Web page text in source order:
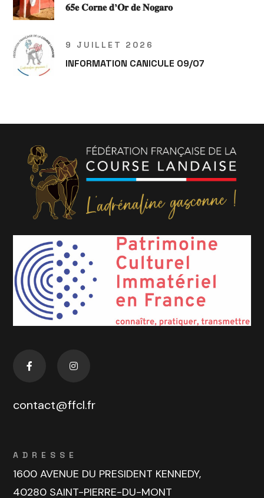
𝟔𝟓𝐞 𝐂𝐨𝐫𝐧𝐞 𝐝’𝐎𝐫 𝐝𝐞 𝐍𝐨𝐠𝐚𝐫𝐨
9 JUILLET 2026
INFORMATION CANICULE 09/07
contact@ffcl.fr
ADRESSE
1600 AVENUE DU PRESIDENT KENNEDY,
40280 SAINT-PIERRE-DU-MONT